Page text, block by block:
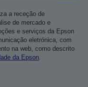
a receção de
de mercado e
e serviços da Epson
eletrónica, com
na web, como descrito
da Epson.